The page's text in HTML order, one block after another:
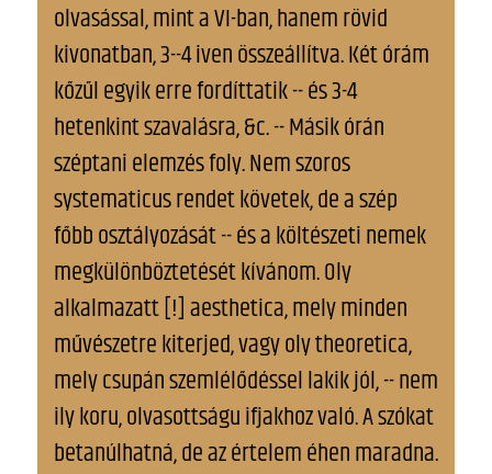
olvasással, mint a VI-ban, hanem rövid
kivonatban, 3--4 iven összeállítva. Két órám
kőzűl egyik erre fordíttatik -- és 3-4
hetenkint szavalásra, &c. -- Másik órán
széptani elemzés foly. Nem szoros
systematicus rendet követek, de a szép
főbb osztályozását -- és a költészeti nemek
megkülönböztetését kívánom. Oly
alkalmazatt [!] aesthetica, mely minden
művészetre kiterjed, vagy oly theoretica,
mely csupán szemlélődéssel lakik jól, -- nem
ilykoru, olvasottságu ifjakhoz való. A szókat
betanúlhatná, de az értelem éhen maradna.